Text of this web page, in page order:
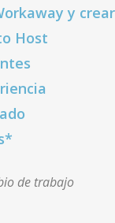
y
Host
de trabajo